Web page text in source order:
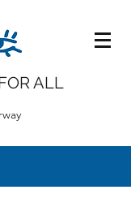
ALL